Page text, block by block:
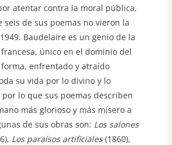
atentar contra la moral pública,
seis de sus poemas no vieron la
Baudelaire es un genio de la
único en el dominio del
enfrentado y atraído
su vida por lo divino y lo
lo que sus poemas describen
más glorioso y más mísero a
de sus obras son: Los salones
Los paraísos artificiales(1860),